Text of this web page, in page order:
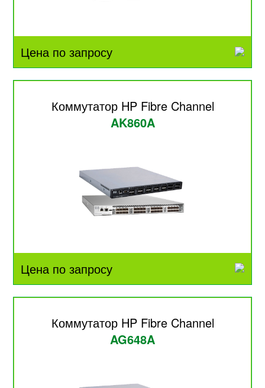
Цена по запросу
Коммутатор HP Fibre Channel
AK860A
Цена по запросу
Коммутатор HP Fibre Channel
AG648A